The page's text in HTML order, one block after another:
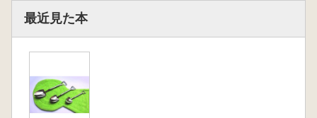
最近見た本